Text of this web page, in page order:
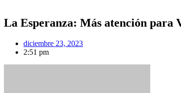
La Esperanza: Más atención para
diciembre 23, 2023
2:51 pm